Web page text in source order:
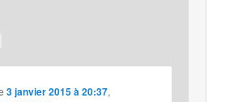
3 janvier 2015 à 20:37,